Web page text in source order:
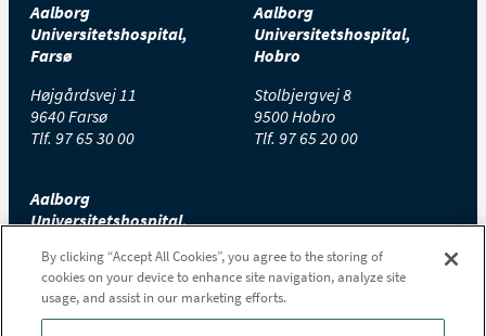
Aalborg
Universitetshospital,
Farsø
Højgårdsvej 11
9640 Farsø
Tlf. 97 65 30 00
Aalborg
Universitetshospital,
Hobro
Stolbjergvej 8
9500 Hobro
Tlf. 97 65 20 00
Aalborg
Universitetshospital,
Højtoftevej 2
7700 Thisted
Tlf.97 65 00 00
By clicking “Accept All Cookies”, you agree to the storing of
cookies on your device to enhance site navigation, analyze site
usage, and assist in our marketing efforts.